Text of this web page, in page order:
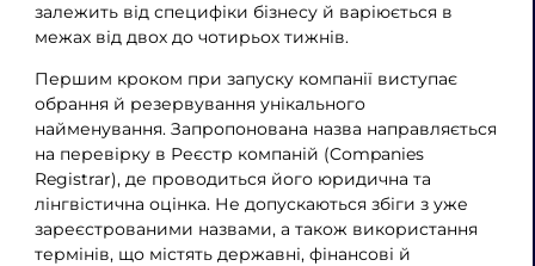
залежить від специфіки бізнесу й варіюється в
межах від двох до чотирьох тижнів.
Першим кроком при запуску компанії виступає
обрання й резервування унікального
найменування. Запропонована назва направляється
на перевірку в Реєстр компаній (Companies
Registrar), де проводиться його юридична та
лінгвістична оцінка. Не допускаються збіги з уже
зареєстрованими назвами, а також використання
термінів, що містять державні, фінансові й